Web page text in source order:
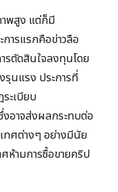
พสูง แต่ก็มี
รแรกคือข่าวลือ
รตัดสินใจลงทุนโดย
รุนแรง ประการที่
ะเบียบ
อาจส่งผลกระทบต่อ
ทศต่างๆ อย่างมีนัย
ห้ามการซื้อขายคริป